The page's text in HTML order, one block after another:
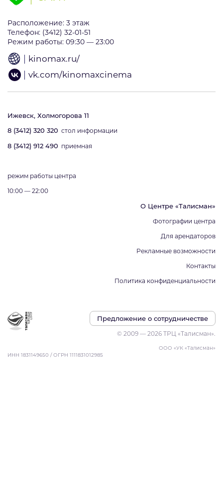
Расположение: 3 этаж
Телефон: (3412) 32-01-51
Режим работы: 09:30 — 23:00
kinomax.ru/
vk.com/kinomaxcinema
Ижевск, Холмогорова 11
8 (3412) 320 320 стол информации
8 (3412) 912 490 приемная
режим работы центра
10:00 — 22:00
О Центре «Талисман»
Фотографии центра
Для арендаторов
Рекламные возможности
Контакты
Политика конфиденциальности
Предложение о сотрудничестве
© 2009 — 2026 ТРЦ «Талисман».
ООО «УК «Талисман»
ИНН 1831149650 / ОГРН 1111831012985